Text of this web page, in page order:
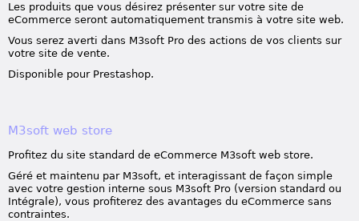
Les produits que vous désirez présenter sur votre site de
eCommerce seront automatiquement transmis à votre site web.
Vous serez averti dans M3soft Pro des actions de vos clients sur
votre site de vente.
Disponible pour Prestashop.
M3soft web store
Profitez du site standard de eCommerce M3soft web store.
Géré et maintenu par M3soft, et interagissant de façon simple
avec votre gestion interne sous M3soft Pro (version standard ou
Intégrale), vous profiterez des avantages du eCommerce sans
contraintes.